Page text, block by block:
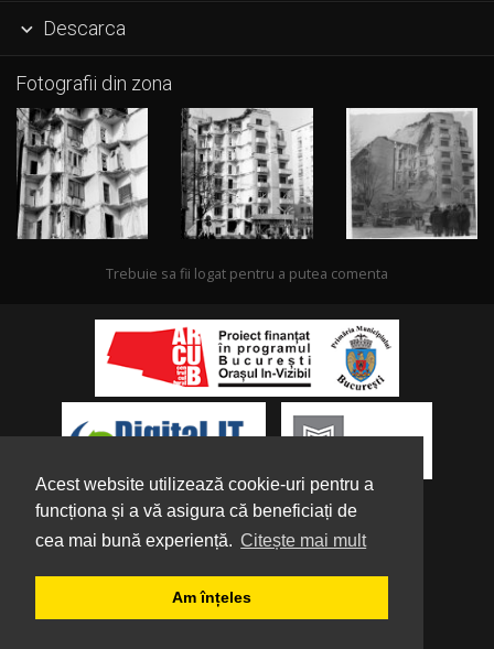
Acest website utilizează cookie-uri pentru a
funcționa și a vă asigura că beneficiați de
cea mai bună experiență. Citește mai mult
Am înțeles
 Descarca
Fotografii din zona
Trebuie sa fii logat pentru a putea comenta
Despre noi | Parteneri
Confidențialitate | Termeni și condiții | Tutorial